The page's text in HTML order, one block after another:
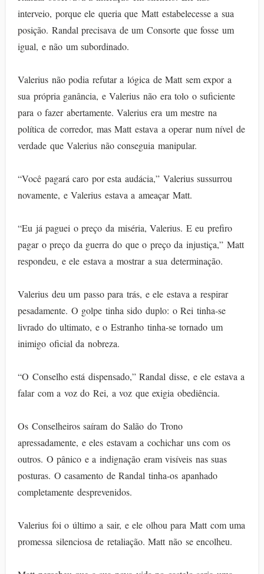
interveio, porque ele queria que Matt estabelecesse a sua
posição. Randal precisava de um Consorte que fosse um
igual, e não um subordinado.
Valerius não podia refutar a lógica de Matt sem expor a
sua própria ganância, e Valerius não era tolo o suficiente
para o fazer abertamente. Valerius era um mestre na
política de corredor, mas Matt estava a operar num nível de
verdade que Valerius não conseguia manipular.
“Você pagará caro por esta audácia,” Valerius sussurrou
novamente, e Valerius estava a ameaçar Matt.
“Eu já paguei o preço da miséria, Valerius. E eu prefiro
pagar o preço da guerra do que o preço da injustiça,” Matt
respondeu, e ele estava a mostrar a sua determinação.
Valerius deu um passo para trás, e ele estava a respirar
pesadamente. O golpe tinha sido duplo: o Rei tinha-se
livrado do ultimato, e o Estranho tinha-se tornado um
inimigo oficial da nobreza.
“O Conselho está dispensado,” Randal disse, e ele estava a
falar com a voz do Rei, a voz que exigia obediência.
Os Conselheiros saíram do Salão do Trono
apressadamente, e eles estavam a cochichar uns com os
outros. O pânico e a indignação eram visíveis nas suas
posturas. O casamento de Randal tinha-os apanhado
completamente desprevenidos.
Valerius foi o último a sair, e ele olhou para Matt com uma
promessa silenciosa de retaliação. Matt não se encolheu.